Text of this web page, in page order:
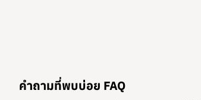
คำถามที่พบบ่อย FAQ